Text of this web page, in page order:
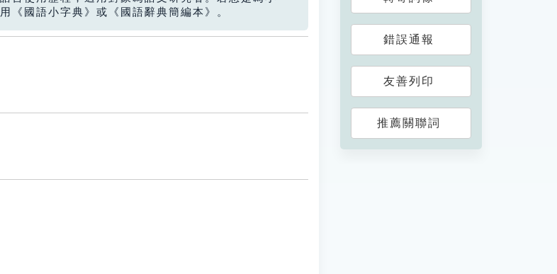
《國語小字典》或《國語辭典簡編本》。
錯誤通報
友善列印
推薦關聯詞